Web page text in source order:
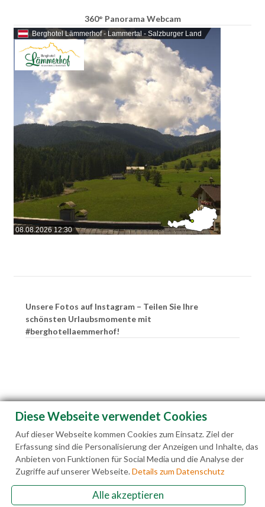
360° Panorama Webcam
Berghotel Lämmerhof - Lammertal - Salzburger Land
08.08.2026 12:30
Unsere Fotos auf Instagram – Teilen Sie Ihre
schönsten Urlaubsmomente mit
#berghotellaemmerhof!
Diese Webseite verwendet Cookies
Auf dieser Webseite kommen Cookies zum Einsatz. Ziel der
Erfassung sind die Personalisierung der Anzeigen und Inhalte, das
Anbieten von Funktionen für Social Media und die Analyse der
Zugriffe auf unserer Webseite.Details zum Datenschutz
Alle akzeptieren